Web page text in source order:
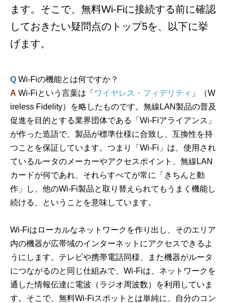
ます。そこで、無料Wi-Fiに接続する前に確認
しておきたい疑問点のトップ5を、以下に挙
げます。
Q Wi-Fiの機能とは何ですか？
A Wi-Fiという言葉は「 ワイヤレス・フィデリティ 」（W
ireless Fidelity）を略したものです。無線LAN製品の普及
促進を目的とする業界団体である「Wi-Fiアライアンス」
が作った造語で、製品が標準仕様に合致し、互換性を持
つことを保証しています。つまり「Wi-Fi」は、使用され
ているルータのメーカーやアクセスポイント、無線LAN
カードが何であれ、それらすべてが常に「きちんと動
作」し、他のWi-Fi製品と取り替えられてもうまく機能し
続ける、ということを意味しています。
Wi-Fiはローカルなネットワークを作り出し、そのエリア
内の機器が広帯域のインターネットにアクセスできるよ
うにします。テレビや携帯電話同様、また機器がルータ
につながるのと同じ仕組みで、Wi-Fiは、ネットワークを
通した情報伝達に電波（ラジオ周波数）を利用していま
す。そこで、無料Wi-Fiスポットとは単純に、自分のコン